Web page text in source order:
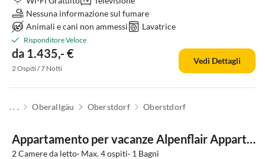
Nessuna informazione sul fumare
Animali e cani non ammessi
Lavatrice
Risponditore Veloce
da 1.435,- €
2 Ospiti / 7 Notti
Vedi Dettagli
. . . Oberallgäu Oberstdorf Oberstdorf
Appartamento per vacanze Alpenflair Appartamento per Vacanze 302
2 Camere da letto· Max. 4 ospiti· 1 Bagni